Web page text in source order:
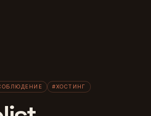
#ХОСТИНГ